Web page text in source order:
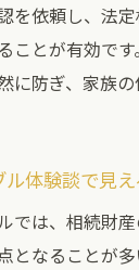
を依頼し、法
ことが有効で
に防ぎ、家族
体験談で見
では、相続財
となることが